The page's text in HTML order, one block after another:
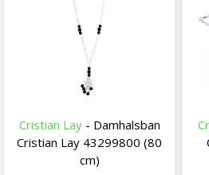
Cristian Lay- Damhalsban
Cristian Lay 43299800 (80
cm)